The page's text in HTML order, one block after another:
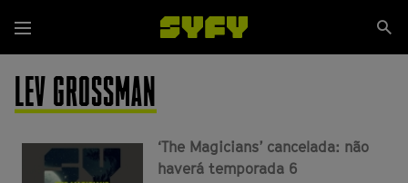
para
o
conteúdo
principal
Menu
LEV GROSSMAN
‘The Magicians’ cancelada: não
haverá temporada 6